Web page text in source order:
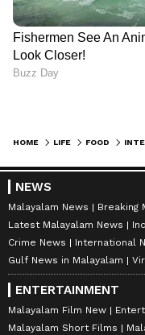
HOME LIFE FOOD
NEWS
Malayalam News
Breaking
Latest Malayalam News
Crime News
International
Gulf News in Malayalam
ENTERTAINMENT
Malayalam Film New
Malayalam Short Films